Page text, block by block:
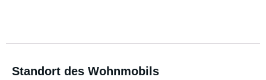
Standort des Wohnmobils